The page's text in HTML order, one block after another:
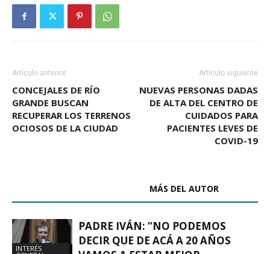
Artículo anterior
CONCEJALES DE RÍO
GRANDE BUSCAN
RECUPERAR LOS TERRENOS
OCIOSOS DE LA CIUDAD
Artículo siguiente
NUEVAS PERSONAS DADAS
DE ALTA DEL CENTRO DE
CUIDADOS PARA
PACIENTES LEVES DE
COVID-19
MÁS DEL AUTOR
INTERÉS
PADRE IVÁN: “NO PODEMOS
DECIR QUE DE ACÁ A 20 AÑOS